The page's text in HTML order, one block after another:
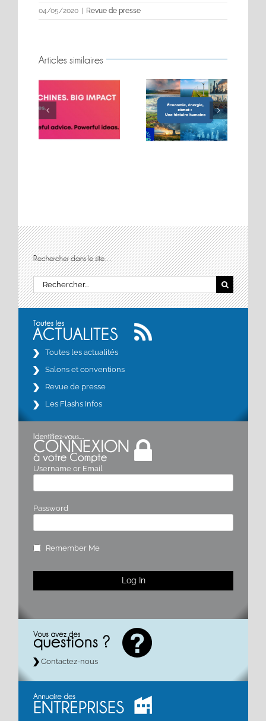
04/05/2020 Revue de presse
Articles similaires
Rechercher dans le site…
Rechercher:
Toutes les actualités
Salons et conventions
Revue de presse
Les Flashs Infos
Username or Email
Password
Remember Me
Contactez-nous